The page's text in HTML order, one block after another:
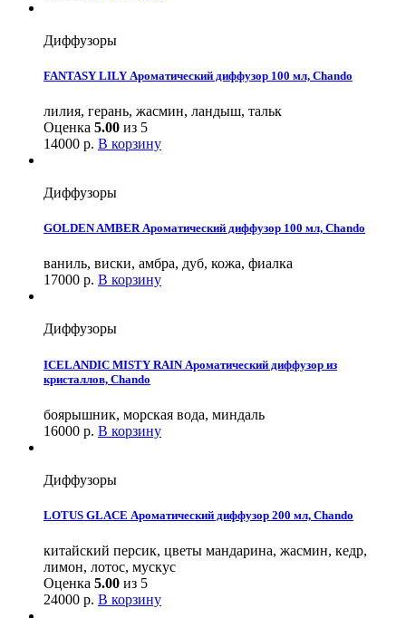
Диффузоры
FANTASY LILY Ароматический диффузор 100 мл, Chando
лилия, герань, жасмин, ландыш, тальк
Оценка 5.00 из 5
14000 р. В корзину
Диффузоры
GOLDEN AMBER Ароматический диффузор 100 мл, Chando
ваниль, виски, амбра, дуб, кожа, фиалка
17000 р. В корзину
Диффузоры
ICELANDIC MISTY RAIN Ароматический диффузор из
кристаллов, Chando
боярышник, морская вода, миндаль
16000 р. В корзину
Диффузоры
LOTUS GLACE Ароматический диффузор 200 мл, Chando
китайский персик, цветы мандарина, жасмин, кедр,
лимон, лотос, мускус
Оценка 5.00 из 5
24000 р. В корзину